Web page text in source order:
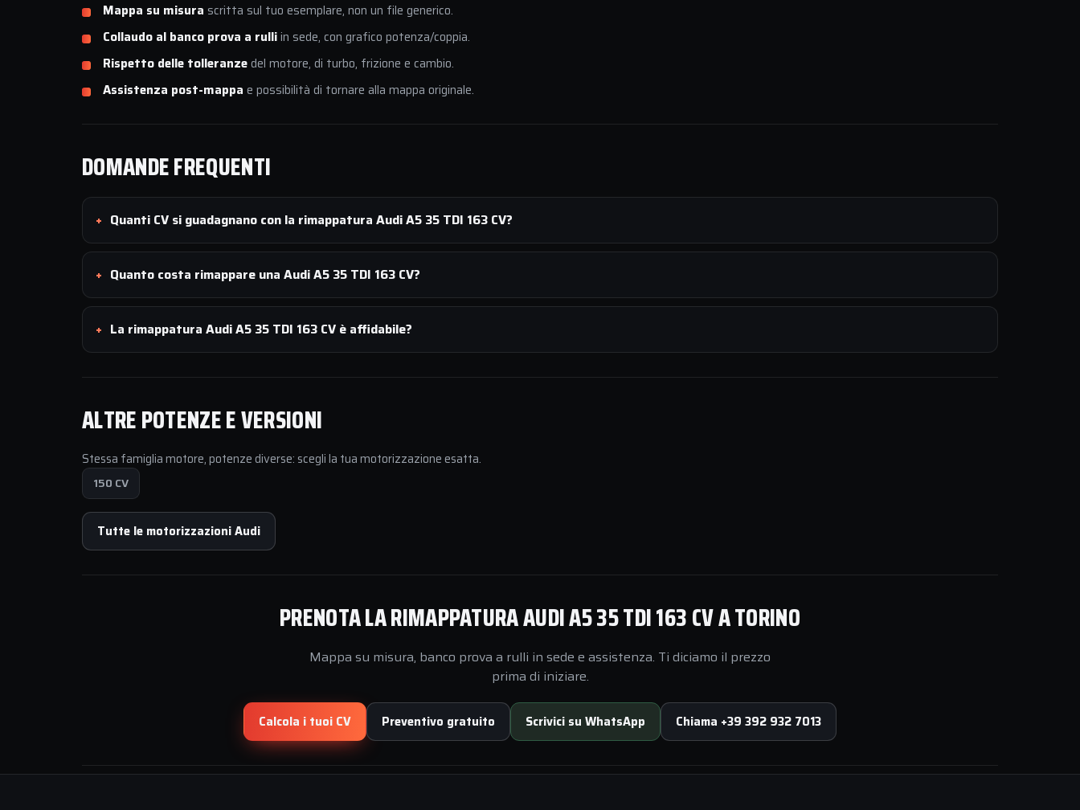
Mappa su misura scritta sul tuo esemplare, non un file generico.
Collaudo al banco prova a rulliin sede, con grafico potenza/coppia.
Rispetto delle tolleranzedel motore, di turbo, frizione e cambio.
Assistenza post-mappa e possibilità di tornare alla mappa originale.
DOMANDE FREQUENTI
Quanti CV si guadagnano con la rimappatura Audi A5 35 TDI 163 CV?
Quanto costa rimappare una Audi A5 35 TDI 163 CV?
La rimappatura Audi A5 35 TDI 163 CV è affidabile?
ALTRE POTENZE E VERSIONI
Stessa famiglia motore, potenze diverse: scegli la tua motorizzazione esatta.
150 CV
Tutte le motorizzazioni Audi
PRENOTA LA RIMAPPATURA AUDI A5 35 TDI 163 CV A TORINO
Mappa su misura, banco prova a rulli in sede e assistenza. Ti diciamo il prezzo
prima di iniziare.
Calcola i tuoi CV Preventivo gratuito Scrivici su WhatsApp Chiama +39 392 932 7013